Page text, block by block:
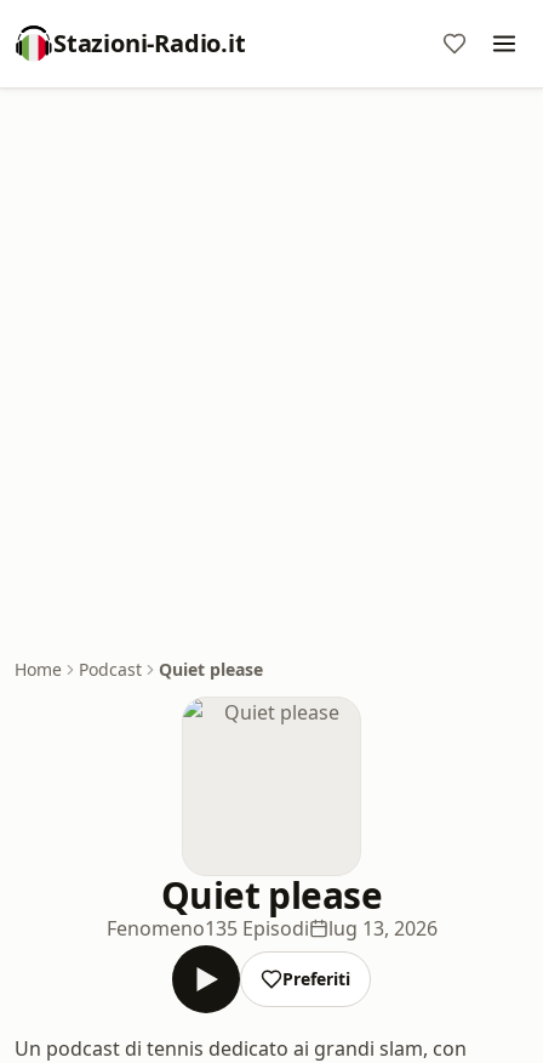
Stazioni-Radio.it
Home Podcast Quiet please
Quiet please
Fenomeno135 Episodi lug 13, 2026
Preferiti
Un podcast di tennis dedicato ai grandi slam, con